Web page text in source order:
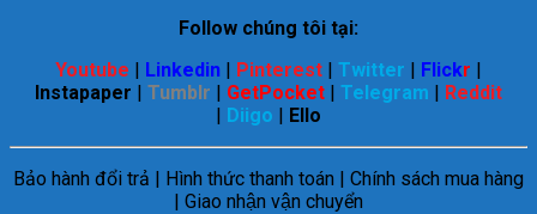
Follow chúng tôi tại:
Youtube | Linkedin | Pinterest | Twitter | Flickr |
Instapaper | Tumblr | GetPocket | Telegram | Reddit
| Diigo | Ello
Bảo hành đổi trả | Hình thức thanh toán | Chính sách mua hàng
| Giao nhận vận chuyển